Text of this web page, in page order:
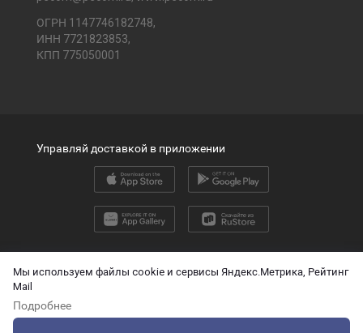
Мы используем файлы cookie и сервисы Яндекс.Метрика, Рейтинг
Mail
Подробнее
ОГРН 1147746182748,
ИНН 7721823853,
КПП 775050001
2026 © ООО «ПЭК»
О защите персональных данных
Управляй доставкой в приложении